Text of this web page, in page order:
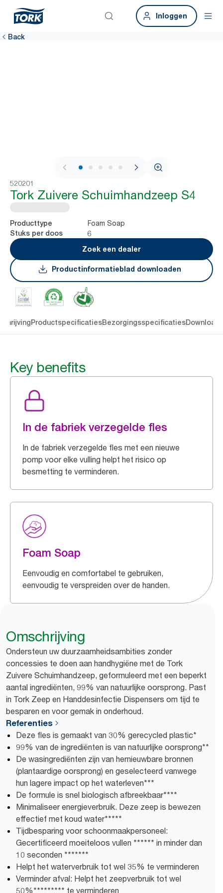
Inloggen
Back
1 / 7
520201
Tork Zuivere Schuimhandzeep S4
Producttype Foam Soap
Stuks per doos
6
Zoek een dealer
Productinformatieblad downloaden
ProductspecificatiesBezorgingsspecificaties
Key benefits
In de fabriek verzegelde fles
In de fabriek verzegelde fles met een nieuwe
pomp voor elke vulling helpt het risico op
besmetting te verminderen.
Foam Soap
Eenvoudig en comfortabel te gebruiken,
eenvoudig te verspreiden over de handen.
Omschrijving
Ondersteun uw duurzaamheidsambities zonder
concessies te doen aan handhygiëne met de Tork
Zuivere Schuimhandzeep, geformuleerd met een beperkt
aantal ingrediënten, 99% van natuurlijke oorsprong. Past
in Tork Zeep en Handdesinfectie Dispensers om tijd te
besparen en voor gemak in onderhoud.
Referenties
Deze fles is gemaakt van 30% gerecycled plastic*
99% van de ingrediënten is van natuurlijke oorsprong**
De wasingrediënten zijn van hernieuwbare bronnen
(plantaardige oorsprong) en geselecteerd vanwege
hun lagere impact op het waterleven***
De formule is snel biologisch afbreekbaar****
Minimaliseer energieverbruik. Deze zeep is bewezen
effectief met koud water*****
Tijdbesparing voor schoonmaakpersoneel:
Gecertificeerd moeiteloos vullen ****** in minder dan
10 seconden *******
Helpt het waterverbruik tot wel 35% te verminderen
Verminder afval: Helpt het zeepverbruik tot wel
50%********* te verminderen